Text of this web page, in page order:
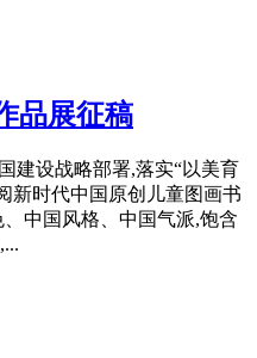
品展征稿
建设战略部署,落实“以美育
新时代中国原创儿童图画书
中国风格、中国气派,饱含